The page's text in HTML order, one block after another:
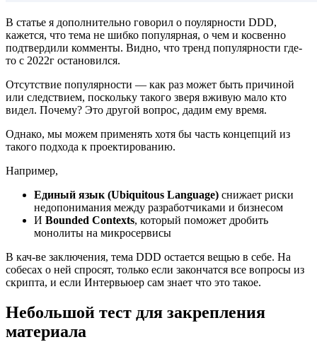
В статье я дополнительно говорил о поулярности DDD,
кажется, что тема не шибко популярная, о чем и косвенно
подтвердили комменты. Видно, что тренд популярности где-
то с 2022г остановился.
Отсутствие популярности — как раз может быть причиной
или следствием, поскольку такого зверя вживую мало кто
видел. Почему? Это другой вопрос, дадим ему время.
Однако, мы можем применять хотя бы часть концепций из
такого подхода к проектированию.
Например,
Единый язык (Ubiquitous Language) снижает риски
недопонимания между разработчиками и бизнесом
И Bounded Contexts, который поможет дробить
монолиты на микросервисы
В кач-ве заключения, тема DDD остается вещью в себе. На
собесах о ней спросят, только если закончатся все вопросы из
скрипта, и если Интервьюер сам знает что это такое.
Небольшой тест для закрепления
материала